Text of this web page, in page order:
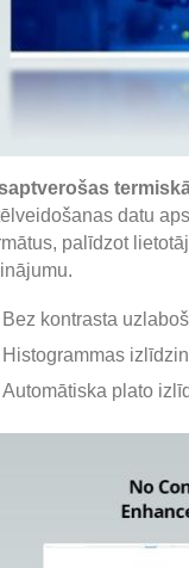
datu
palīdzot
Bez kontrasta
Histogrammas
Automātiska plato